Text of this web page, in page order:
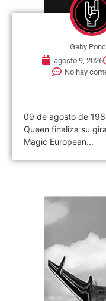
Gaby
agosto 9, 2026
No hay
09 de agosto de
Queen finaliza su
Magic European...